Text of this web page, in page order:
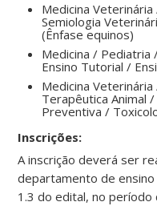
Medicina Veterinária
Semiologia
(Ênfase equinos)
Medicina / Pediatria
Ensino Tutorial /
Medicina
Terapêutica Animal
Preventiva /
Inscrições:
A inscrição deverá ser
departamento de
1.3 do edital, no período